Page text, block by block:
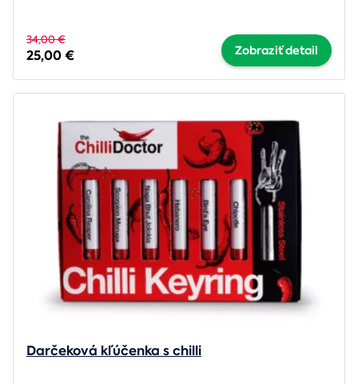
34,00 €
25,00 € Zobraziť detail
Darčeková kľúčenka s chilli